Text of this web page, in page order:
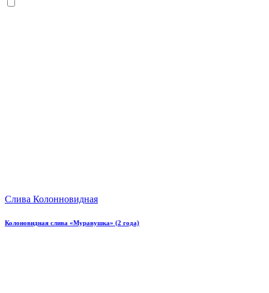
Слива Колонновидная
Колоновидная слива «Муравушка» (2 года)